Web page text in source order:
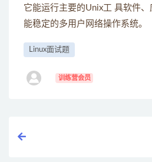
它能运行主要的Unix工 具软件
能稳定的多用户网络操作系统。
Linux面试题
训练营会员